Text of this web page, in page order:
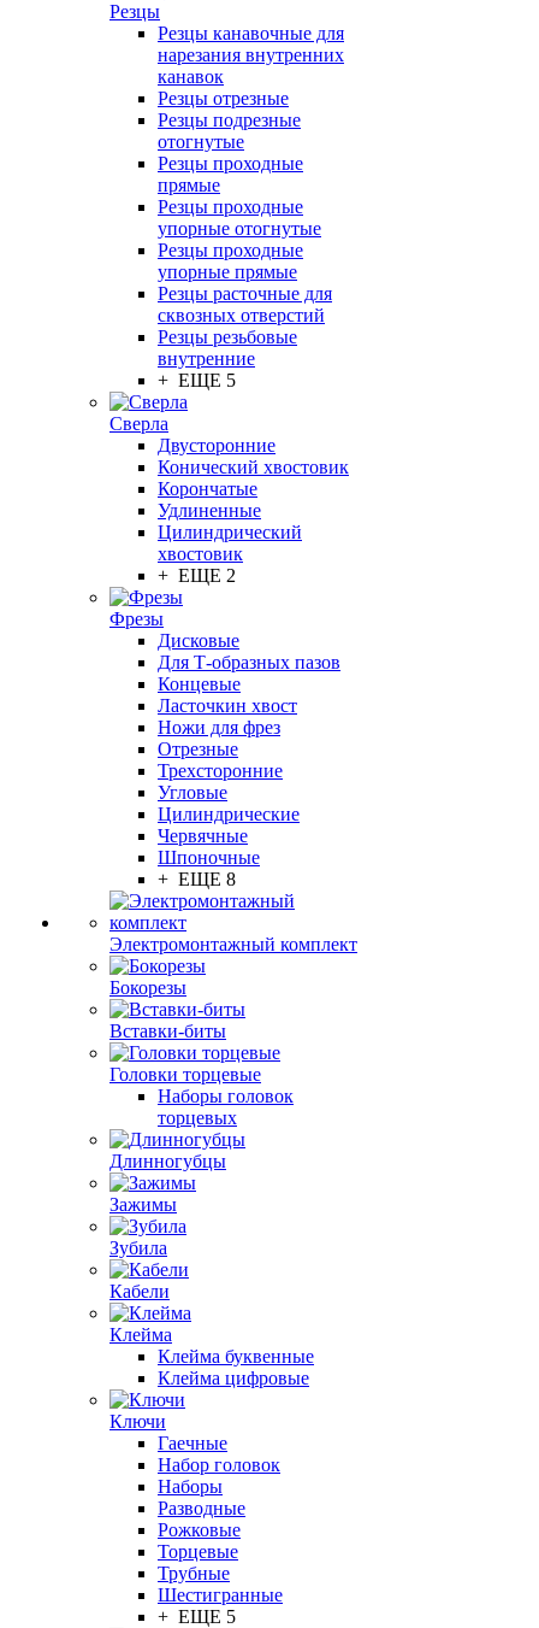
Резцы
Резцы канавочные для
нарезания внутренних
канавок
Резцы отрезные
Резцы подрезные
отогнутые
Резцы проходные
прямые
Резцы проходные
упорные отогнутые
Резцы проходные
упорные прямые
Резцы расточные для
сквозных отверстий
Резцы резьбовые
внутренние
+ ЕЩЕ 5
Сверла
Двусторонние
Конический хвостовик
Корончатые
Удлиненные
Цилиндрический
хвостовик
+ ЕЩЕ 2
Фрезы
Дисковые
Для Т-образных пазов
Концевые
Ласточкин хвост
Ножи для фрез
Отрезные
Трехсторонние
Угловые
Цилиндрические
Червячные
Шпоночные
+ ЕЩЕ 8
Электромонтажный комплект
Бокорезы
Вставки-биты
Головки торцевые
Наборы головок
торцевых
Длинногубцы
Зажимы
Зубила
Кабели
Клейма
Клейма буквенные
Клейма цифровые
Ключи
Гаечные
Набор головок
Наборы
Разводные
Рожковые
Торцевые
Трубные
Шестигранные
+ ЕЩЕ 5